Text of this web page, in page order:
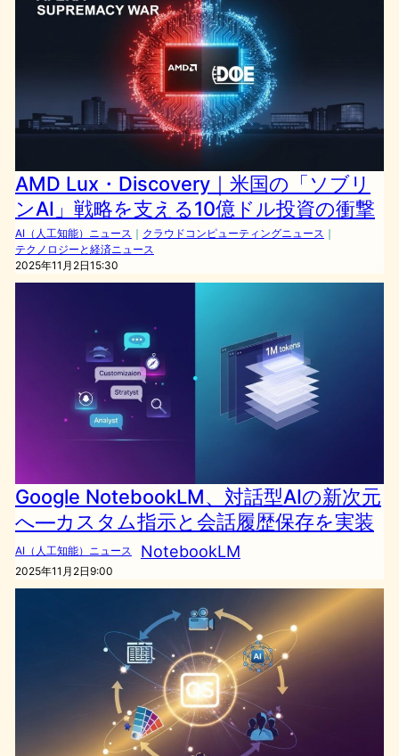
AMD Lux・Discovery｜米国の「ソブリ
ンAI」戦略を支える10億ドル投資の衝撃
AI（人工知能）ニュース ｜ クラウドコンピューティングニュース ｜
テクノロジーと経済ニュース
2025年11月2日15:30
Google NotebookLM、対話型AIの新次元
へ―カスタム指示と会話履歴保存を実装
AI（人工知能）ニュース NotebookLM
2025年11月2日9:00